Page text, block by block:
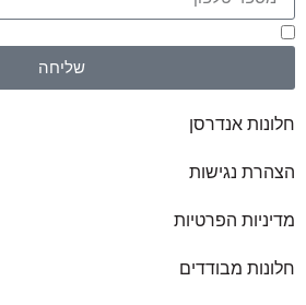
שליחה
חלונות אנדרסן
הצהרת נגישות
מדיניות הפרטיות
חלונות מבודדים